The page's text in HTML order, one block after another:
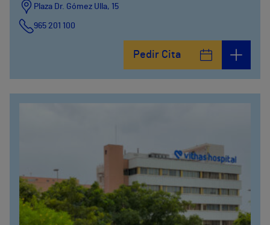
Plaza Dr. Gómez Ulla, 15
965 201 100
Pedir Cita